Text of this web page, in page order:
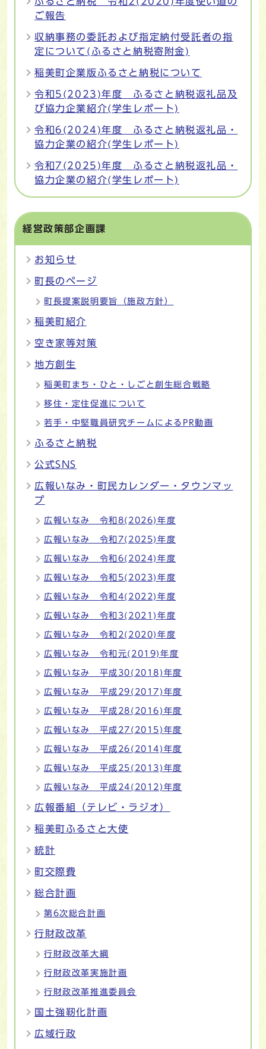
ご報告
収納事務の委託および指定納付受託者の指
定について(ふるさと納税寄附金)
稲美町企業版ふるさと納税について
令和5(2023)年度 ふるさと納税返礼品及
び協力企業紹介(学生レポート)
令和6(2024)年度 ふるさと納税返礼品・
協力企業の紹介(学生レポート)
令和7(2025)年度 ふるさと納税返礼品・
協力企業の紹介(学生レポート)
経営政策部企画課
お知らせ
町長のページ
町長提案説明要旨（施政方針）
稲美町紹介
空き家等対策
地方創生
稲美町まち・ひと・しごと創生総合戦略
移住・定住促進について
若手・中堅職員研究チームによるPR動画
ふるさと納税
公式SNS
広報いなみ・町民カレンダー・タウンマッ
プ
広報いなみ 令和8(2026)年度
広報いなみ 令和7(2025)年度
広報いなみ 令和6(2024)年度
広報いなみ 令和5(2023)年度
広報いなみ 令和4(2022)年度
広報いなみ 令和3(2021)年度
広報いなみ 令和2(2020)年度
広報いなみ 令和元(2019)年度
広報いなみ 平成30(2018)年度
広報いなみ 平成29(2017)年度
広報いなみ 平成28(2016)年度
広報いなみ 平成27(2015)年度
広報いなみ 平成26(2014)年度
広報いなみ 平成25(2013)年度
広報いなみ 平成24(2012)年度
広報番組（テレビ・ラジオ）
稲美町ふるさと大使
統計
町交際費
総合計画
第6次総合計画
行財政改革
行財政改革大綱
行財政改革実施計画
行財政改革推進委員会
国土強靭化計画
広域行政